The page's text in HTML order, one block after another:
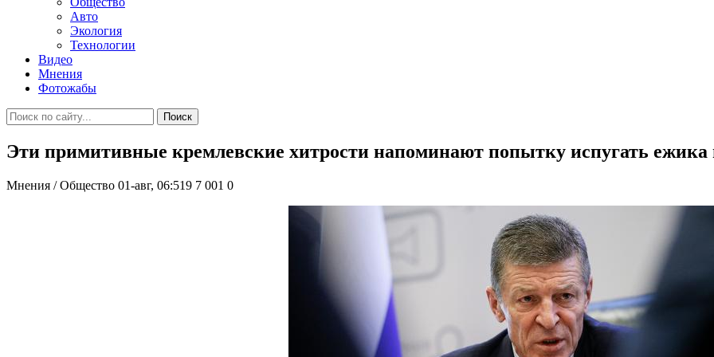
Авто
Экология
Технологии
Видео
Мнения
Фотожабы
Поиск
Эти примитивные кремлевские хитрости напоминают попытку испугать
Мнения / Общество 01-авг, 06:519 7 001 0